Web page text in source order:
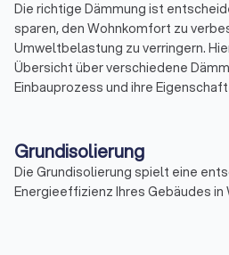
Die richtige Dämmung ist
sparen, den Wohnkomfort zu
Umweltbelastung zu verringern.
Übersicht über verschiedene
Einbauprozess und ihre
Grundisolierung
Die Grundisolierung spielt eine
Energieeffizienz Ihres Gebäudes in